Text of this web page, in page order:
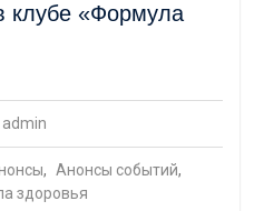
клубе «Формула
admin
, Анонсы событий,
здоровья